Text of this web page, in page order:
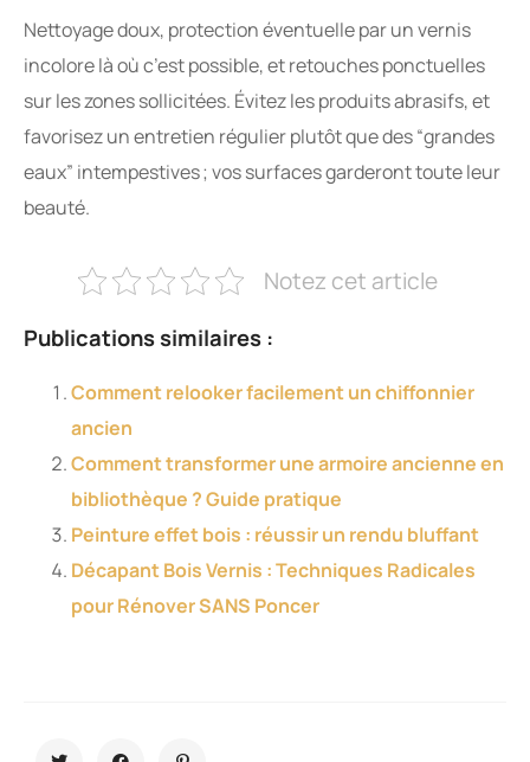
Nettoyage doux, protection éventuelle par un vernis
incolore là où c’est possible, et retouches ponctuelles
sur les zones sollicitées. Évitez les produits abrasifs, et
favorisez un entretien régulier plutôt que des “grandes
eaux” intempestives ; vos surfaces garderont toute leur
beauté.
Notez cet article
Publications similaires :
Comment relooker facilement un chiffonnier
ancien
Comment transformer une armoire ancienne en
bibliothèque ? Guide pratique
Peinture effet bois : réussir un rendu bluffant
Décapant Bois Vernis : Techniques Radicales
pour Rénover SANS Poncer